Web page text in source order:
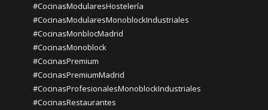
#CocinasModularesHostelería
#CocinasModularesMonoblockIndustriales
#CocinasMonblocMadrid
#CocinasMonoblock
#CocinasPremium
#CocinasPremiumMadrid
#CocinasProfesionalesMonoblockIndustriales
#CocinasRestaurantes